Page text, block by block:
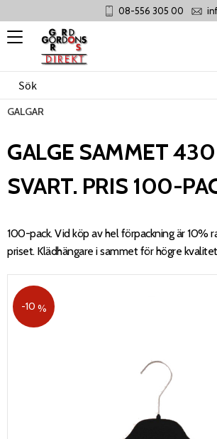
Meny
08-556 305 00
GALGAR
GALGE SAMMET
SVART. PRIS 100-
100-pack. Vid köp av hel förpackning är 10%
priset. Klädhängare i sammet för högre
10 %